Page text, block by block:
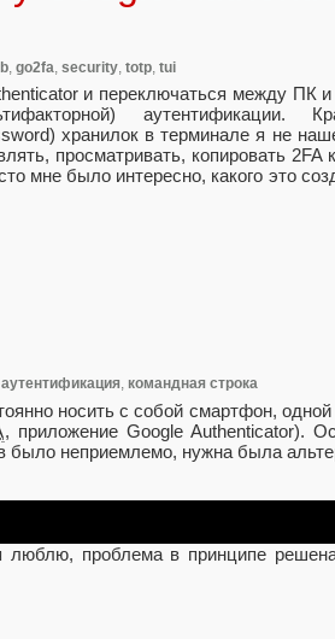
, go2fa, security, totp, tui
и переключаться между ПК
аутентификации.
хранилок в терминале я не
просматривать, копировать 2FA
мне было интересно, какого это
, командная строка
носить с собой смартфон,
, приложение Google Authenticator).
было неприемлемо, нужна была
проблема в принципе